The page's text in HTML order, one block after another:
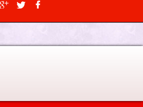
= 0, $args = NULL, $current_object_id =